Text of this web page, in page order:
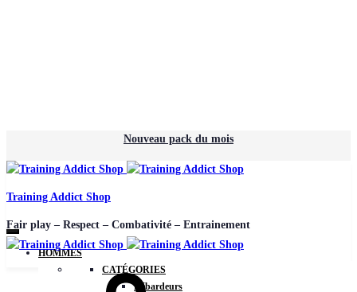
Nouveau pack du mois
Training Addict Shop
Fair play – Respect – Combativité – Entrainement
HOMMES
CATÉGORIES
Débardeurs